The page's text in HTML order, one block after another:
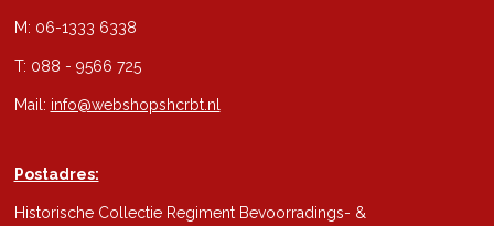
M: 06-1333 6338
T: 088 - 9566 725
Mail: info@webshopshcrbt.nl
Postadres:
Historische Collectie Regiment Bevoorradings- &